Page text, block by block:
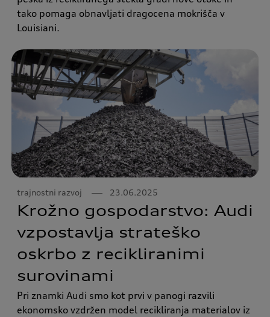
tako pomaga obnavljati dragocena mokrišča v
Louisiani.
trajnostni razvoj 23.06.2025
Krožno gospodarstvo: Audi
vzpostavlja strateško
oskrbo z recikliranimi
surovinami
Pri znamki Audi smo kot prvi v panogi razvili
ekonomsko vzdržen model recikliranja materialov iz